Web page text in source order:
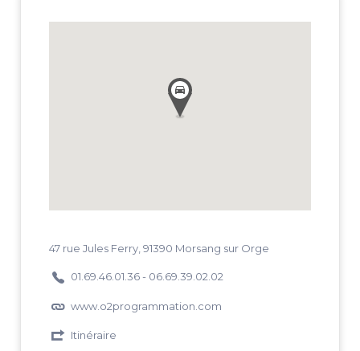
47 rue Jules Ferry, 91390 Morsang sur Orge
01.69.46.01.36 - 06.69.39.02.02
www.o2programmation.com
Itinéraire